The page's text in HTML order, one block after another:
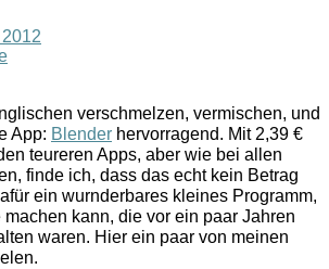
verschmelzen, vermischen, und
App: Blender hervorragend. Mit 2,39 €
teureren Apps, aber wie bei allen
finde ich, dass das echt kein Betrag
ein wurnderbares kleines Programm,
kann, die vor ein paar Jahren
waren. Hier ein paar von meinen